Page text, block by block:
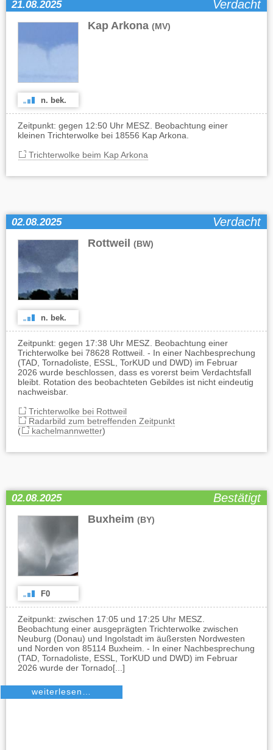
21.08.2025 Verdacht
Kap Arkona (MV)
n. bek.
Zeitpunkt: gegen 12:50 Uhr MESZ. Beobachtung einer
kleinen Trichterwolke bei 18556 Kap Arkona.
Trichterwolke beim Kap Arkona
02.08.2025 Verdacht
Rottweil (BW)
n. bek.
Zeitpunkt: gegen 17:38 Uhr MESZ. Beobachtung einer
Trichterwolke bei 78628 Rottweil. - In einer Nachbesprechung
(TAD, Tornadoliste, ESSL, TorKUD und DWD) im Februar
2026 wurde beschlossen, dass es vorerst beim Verdachtsfall
bleibt. Rotation des beobachteten Gebildes ist nicht eindeutig
nachweisbar.
Trichterwolke bei Rottweil
Radarbild zum betreffenden Zeitpunkt
(
kachelmannwetter)
02.08.2025 Bestätigt
Buxheim (BY)
F0
Zeitpunkt: zwischen 17:05 und 17:25 Uhr MESZ.
Beobachtung einer ausgeprägten Trichterwolke zwischen
Neuburg (Donau) und Ingolstadt im äußersten Nordwesten
und Norden von 85114 Buxheim. - In einer Nachbesprechung
(TAD, Tornadoliste, ESSL, TorKUD und DWD) im Februar
2026 wurde der Tornado[...]
weiterlesen…